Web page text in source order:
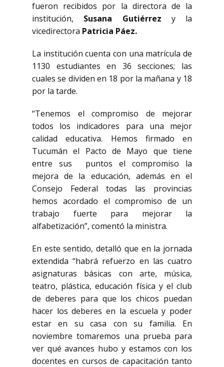
fueron recibidos por la directora de la
institución, Susana Gutiérrez y la
vicedirectora Patricia Páez.
La institución cuenta con una matrícula de
1130 estudiantes en 36 secciones; las
cuales se dividen en 18 por la mañana y 18
por la tarde.
“Tenemos el compromiso de mejorar
todos los indicadores para una mejor
calidad educativa. Hemos firmado en
Tucumán el Pacto de Mayo que tiene
entre sus puntos el compromiso la
mejora de la educación, además en el
Consejo Federal todas las provincias
hemos acordado el compromiso de un
trabajo fuerte para mejorar la
alfabetización”, comentó la ministra.
En este sentido, detalló que en la jornada
extendida “habrá refuerzo en las cuatro
asignaturas básicas con arte, música,
teatro, plástica, educación física y el club
de deberes para que los chicos puedan
hacer los deberes en la escuela y poder
estar en su casa con su familia. En
noviembre tomaremos una prueba para
ver qué avances hubo y estamos con los
docentes en cursos de capacitación tanto